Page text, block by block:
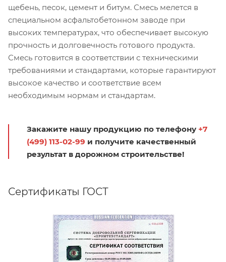
щебень, песок, цемент и битум. Смесь мелется в
специальном асфальтобетонном заводе при
высоких температурах, что обеспечивает высокую
прочность и долговечность готового продукта.
Смесь готовится в соответствии с техническими
требованиями и стандартами, которые гарантируют
высокое качество и соответствие всем
необходимым нормам и стандартам.
Закажите нашу продукцию по телефону +7
(499) 113-02-99 и получите качественный
результат в дорожном строительстве!
Сертификаты ГОСТ